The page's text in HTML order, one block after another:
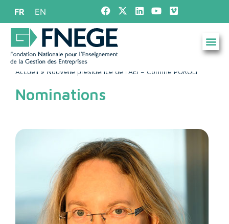
FR EN
Accueil » Nouvelle présidence de l’AEI – Corinne POROLI
Nominations